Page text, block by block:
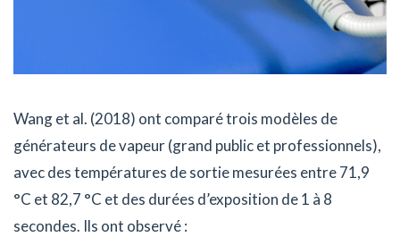
Wang et al. (2018) ont comparé trois modèles de
générateurs de vapeur (grand public et professionnels),
avec des températures de sortie mesurées entre 71,9
°C et 82,7 °C et des durées d’exposition de 1 à 8
secondes. Ils ont observé :